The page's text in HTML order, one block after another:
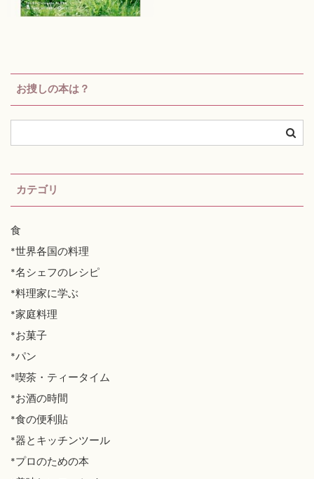
お捜しの本は？
カテゴリ
食
*世界各国の料理
*名シェフのレシピ
*料理家に学ぶ
*家庭料理
*お菓子
*パン
*喫茶・ティータイム
*お酒の時間
*食の便利貼
*器とキッチンツール
*プロのための本